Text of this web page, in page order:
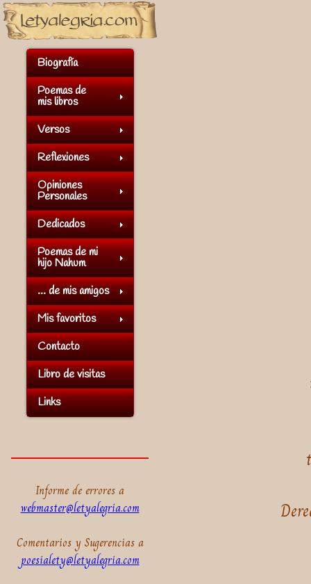
Biografía
Poemas de
mis libros
Versos
Reflexiones
Opiniones
Personales
Dedicados
Poemas de mi
hijo Nahum
... de mis amigos
Mis favoritos
Contacto
Libro de visitas
Links
Informe de errores a
webmaster@letyalegria.com
Comentarios y Sugerencias a
poesialety@letyalegria.com